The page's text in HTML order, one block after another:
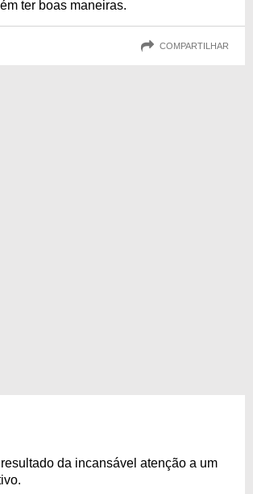
ter boas maneiras.
COMPARTILHAR
da incansável atenção a um